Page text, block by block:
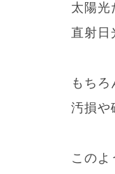
太陽光
直射日
もちろ
汚損や
このよ